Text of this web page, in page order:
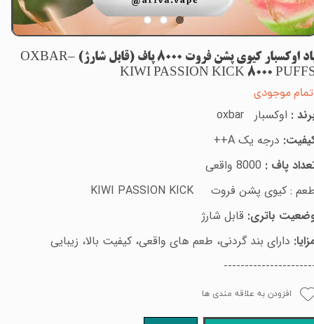
پاد اوکسبار کیوی پشن فروت 8000 پاف (قابل شارژ) –OXBAR
KIWI PASSION KICK 8000
موجودی
: اوکسبار
oxbar
درجه یک ++A
پاف :
: کیوی پشن فروت
KIWI PASSION KICK
باتری: قابل شارژ
دارای بند گردنی، طعم های واقعی، کیفیت بالا، زیبایی
افزودن به علاقه مندی ها